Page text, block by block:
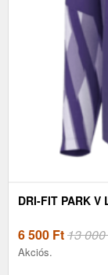
DRI-FIT PARK V
6 500 Ft13
Akciós.